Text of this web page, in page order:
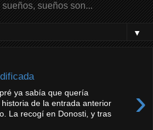
sueños son...
▼
›
ya sabía que quería
de la entrada anterior
La recogí en Donosti, y tras